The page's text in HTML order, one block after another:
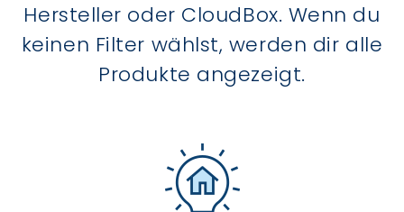
Hersteller oder CloudBox. Wenn du
keinen Filter wählst, werden dir alle
Produkte angezeigt.